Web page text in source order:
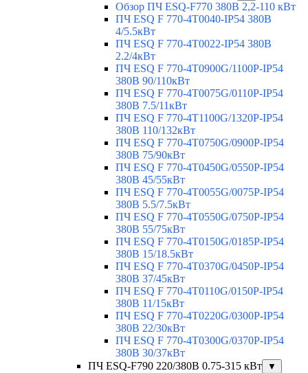
Обзор ПЧ ESQ-F770 380В 2,2-110 кВт
ПЧ ESQ F 770-4T0040-IP54 380В
4/5.5кВт
ПЧ ESQ F 770-4T0022-IP54 380В
2.2/4кВт
ПЧ ESQ F 770-4Т0900G/1100P-IP54
380В 90/110кВт
ПЧ ESQ F 770-4T0075G/0110P-IP54
380В 7.5/11кВт
ПЧ ESQ F 770-4T1100G/1320P-IP54
380В 110/132кВт
ПЧ ESQ F 770-4T0750G/0900P-IP54
380В 75/90кВт
ПЧ ESQ F 770-4T0450G/0550P-IP54
380В 45/55кВт
ПЧ ESQ F 770-4T0055G/0075P-IP54
380В 5.5/7.5кВт
ПЧ ESQ F 770-4T0550G/0750P-IP54
380В 55/75кВт
ПЧ ESQ F 770-4T0150G/0185P-IP54
380В 15/18.5кВт
ПЧ ESQ F 770-4T0370G/0450P-IP54
380В 37/45кВт
ПЧ ESQ F 770-4T0110G/0150P-IP54
380В 11/15кВт
ПЧ ESQ F 770-4T0220G/0300P-IP54
380В 22/30кВт
ПЧ ESQ F 770-4T0300G/0370P-IP54
380В 30/37кВт
ПЧ ESQ-F790 220/380В 0.75-315 кВт
▼